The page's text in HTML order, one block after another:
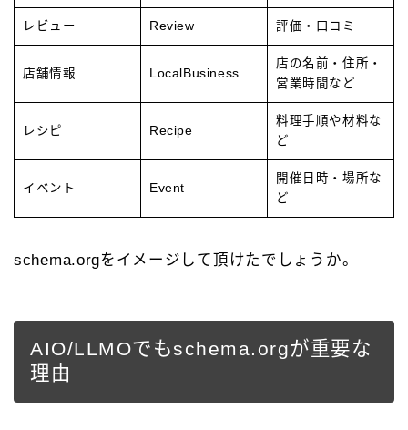
レビュー Review 評価・口コミ
店舗情報 LocalBusiness
店の名前・住所・
営業時間など
レシピ Recipe
料理手順や材料な
ど
イベント Event
開催日時・場所な
ど
schema.orgをイメージして頂けたでしょうか。
AIO/LLMOでもschema.orgが重要な
理由